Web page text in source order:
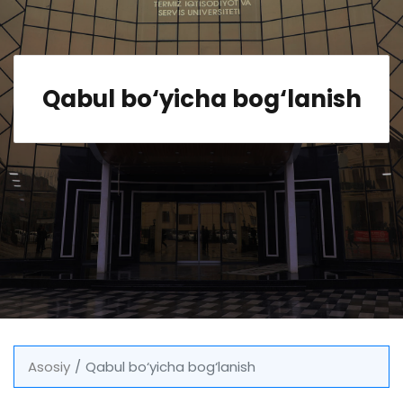
Qabul bo‘yicha bog‘lanish
Asosiy Qabul bo‘yicha bog‘lanish